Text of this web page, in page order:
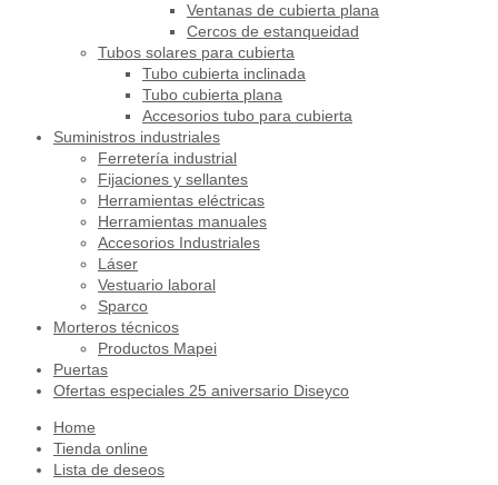
Ventanas de cubierta plana
Cercos de estanqueidad
Tubos solares para cubierta
Tubo cubierta inclinada
Tubo cubierta plana
Accesorios tubo para cubierta
Suministros industriales
Ferretería industrial
Fijaciones y sellantes
Herramientas eléctricas
Herramientas manuales
Accesorios Industriales
Láser
Vestuario laboral
Sparco
Morteros técnicos
Productos Mapei
Puertas
Ofertas especiales 25 aniversario Diseyco
Home
Tienda online
Lista de deseos